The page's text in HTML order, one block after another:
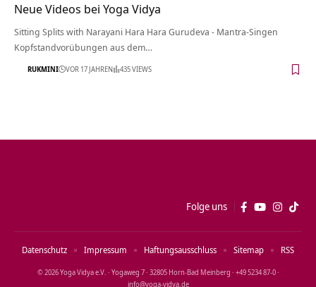
Neue Videos bei Yoga Vidya
Sitting Splits with Narayani Hara Hara Gurudeva - Mantra-Singen
Kopfstandvorübungen aus dem…
RUKMINI VOR 17 JAHREN 435 VIEWS
Folge uns
© 2026 Yoga Vidya e.V. · Yogaweg 7 · 32805 Horn‑Bad Meinberg · +49 5234 87‑0 ·
info@yoga‑vidya.de
Datenschutz Impressum Haftungsausschluss Sitemap RSS